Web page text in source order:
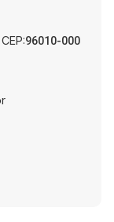
96010-000